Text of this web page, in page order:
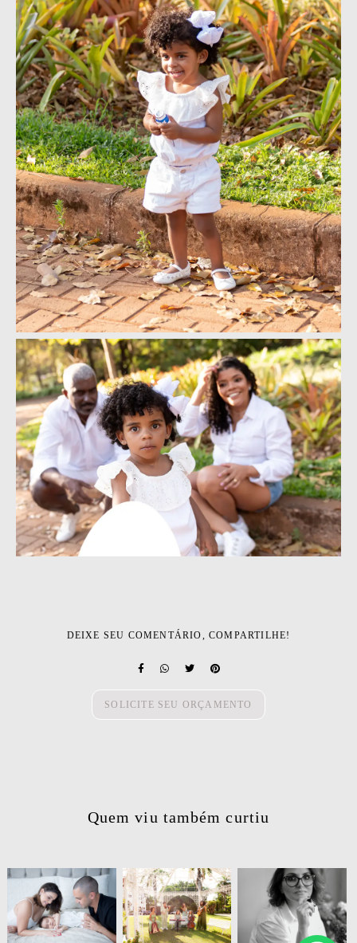
DEIXE SEU COMENTÁRIO, COMPARTILHE!
SOLICITE SEU ORÇAMENTO
Quem viu também curtiu
376 0 298 0 136 0